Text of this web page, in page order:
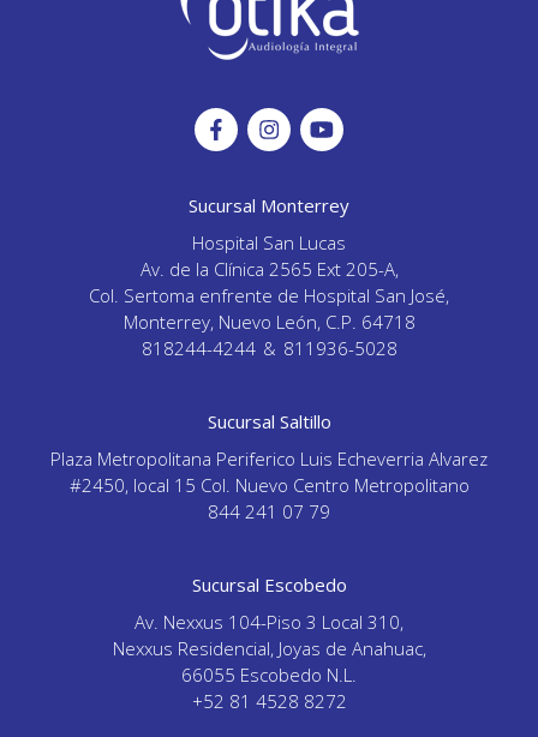
Sucursal Monterrey
Hospital San Lucas
Av. de la Clínica 2565 Ext 205-A,
Col. Sertoma enfrente de Hospital San José,
Monterrey, Nuevo León, C.P. 64718
818244-4244 & 811936-5028
Sucursal Saltillo
Plaza Metropolitana Periferico Luis Echeverria Alvarez
#2450, local 15 Col. Nuevo Centro Metropolitano
844 241 07 79
Sucursal Escobedo
Av. Nexxus 104-Piso 3 Local 310,
Nexxus Residencial, Joyas de Anahuac,
66055 Escobedo N.L.
+52 81 4528 8272